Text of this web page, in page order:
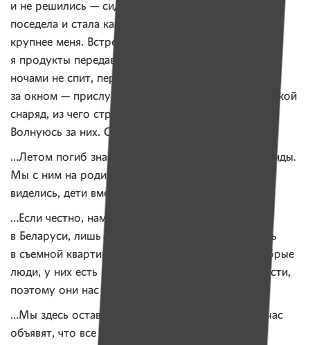
и не решились — сидят под обстрелами. Сестра
поседела и стала как спичка. а ведь раньше была
крупнее меня. Встречались с ней в Ростове —
я продукты передавала. Она рассказала, что мама
ночами не спит, переживает. Только зашумит
за окном — прислушивается: по звуку отличает, какой
снаряд, из чего стреляют и какой эффект будет.
Волнуюсь за них. Созваниваемся каждый день.
…Летом погиб знакомый — глупо, нелепо, за секунды.
Мы с ним на родительских собраниях в школе
виделись, дети вместе учились…
…Если честно, нам было без разницы, где жить
в Беларуси, лишь бы существовать. Обосновались
в съемной квартире. Хозяева — порядочные и добрые
люди, у них есть родственники в Луганской области,
поэтому они нас хорошо понимают.
…Мы здесь оставаться не хотим. Если прямо сейчас
объявят, что все окончательно стихло, я соберу